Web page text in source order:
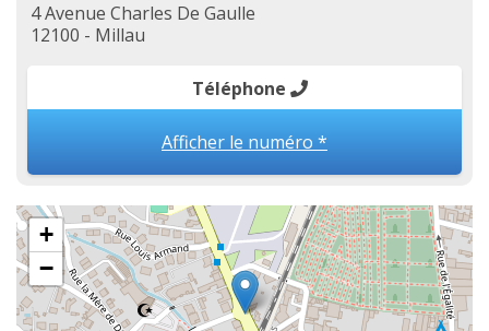
4 Avenue Charles De Gaulle
12100 - Millau
Téléphone
Afficher le numéro *
+
−